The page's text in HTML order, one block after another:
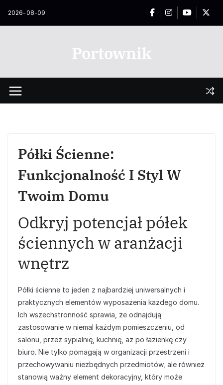
2026-08-09
Portownik
Półki Ścienne:
Funkcjonalność I Styl W
Twoim Domu
Odkryj potencjał półek
ściennych w aranżacji
wnętrz
Półki ścienne to jeden z najbardziej uniwersalnych i
praktycznych elementów wyposażenia każdego domu.
Ich wszechstronność sprawia, że odnajdują
zastosowanie w niemal każdym pomieszczeniu, od
salonu, przez sypialnię, kuchnię, aż po łazienkę czy
biuro. Nie tylko pomagają w organizacji przestrzeni i
przechowywaniu niezbędnych przedmiotów, ale również
stanowią ważny element dekoracyjny, który może